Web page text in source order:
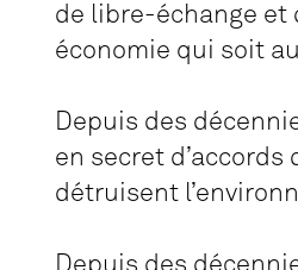
de libre-échange et
économie qui soit
Depuis des
en secret
détruisent